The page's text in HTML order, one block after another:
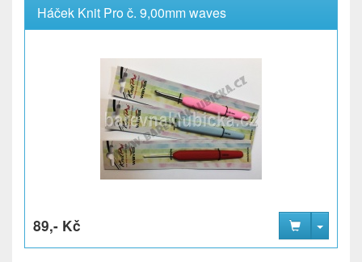
Háček Knit Pro č. 9,00mm waves
89,- Kč